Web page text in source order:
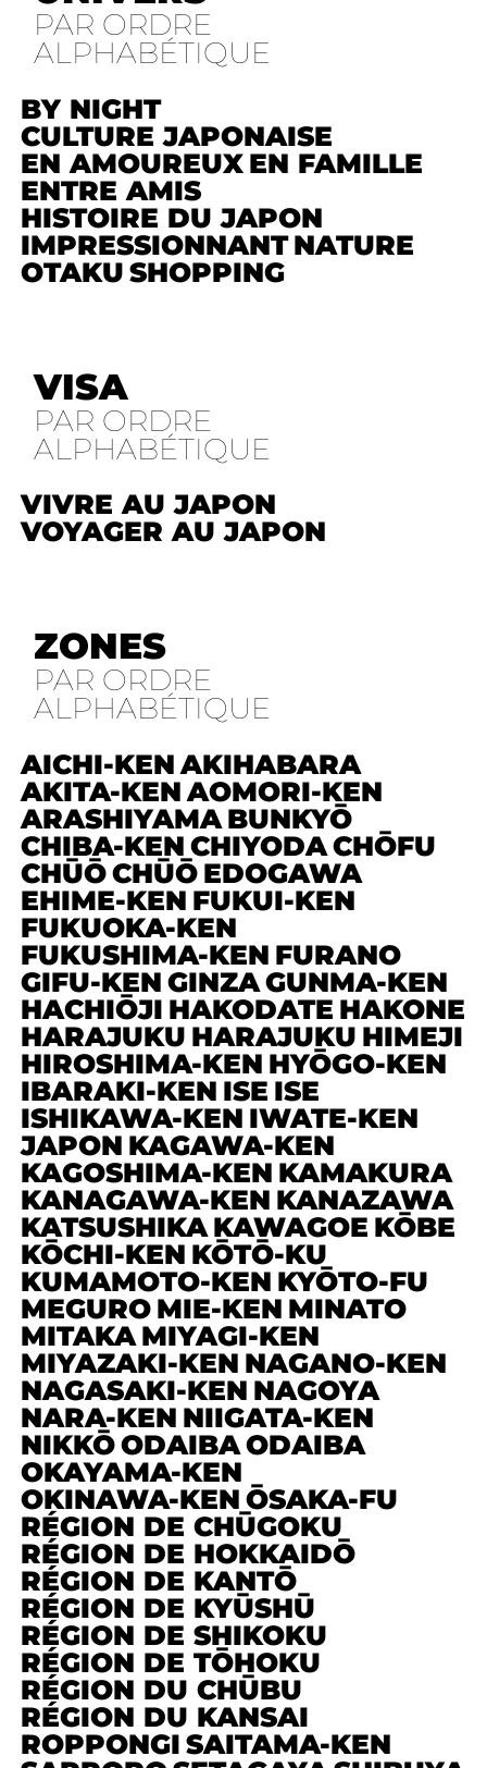
PAR ORDRE
ALPHABÉTIQUE
BY NIGHT
CULTURE JAPONAISE
EN AMOUREUX EN FAMILLE
ENTRE AMIS
HISTOIRE DU JAPON
IMPRESSIONNANT NATURE
OTAKU SHOPPING
VISA
PAR ORDRE
ALPHABÉTIQUE
VIVRE AU JAPON
VOYAGER AU JAPON
ZONES
PAR ORDRE
ALPHABÉTIQUE
AICHI-KEN AKIHABARA
AKITA-KEN AOMORI-KEN
ARASHIYAMA BUNKYŌ
CHIBA-KEN CHIYODACHŌFU
CHŪŌCHŪŌ EDOGAWA
EHIME-KEN FUKUI-KEN
FUKUOKA-KEN
FUKUSHIMA-KEN FURANO
GIFU-KEN GINZAGUNMA-KEN
HACHIŌJI HAKODATE HAKONE
HARAJUKU HARAJUKU HIMEJI
HIROSHIMA-KEN HYŌGO-KEN
IBARAKI-KEN ISE ISE
ISHIKAWA-KEN IWATE-KEN
JAPON KAGAWA-KEN
KAGOSHIMA-KEN KAMAKURA
KANAGAWA-KEN KANAZAWA
KATSUSHIKA KAWAGOE KŌBE
KŌCHI-KEN KŌTŌ-KU
KUMAMOTO-KEN KYŌTO-FU
MEGURO MIE-KEN MINATO
MITAKA MIYAGI-KEN
MIYAZAKI-KEN NAGANO-KEN
NAGASAKI-KEN NAGOYA
NARA-KEN NIIGATA-KEN
NIKKŌODAIBAODAIBA
OKAYAMA-KEN
OKINAWA-KEN ŌSAKA-FU
RÉGION DE CHŪGOKU
RÉGION DE HOKKAIDŌ
RÉGION DE KANTŌ
RÉGION DE KYŪSHŪ
RÉGION DE SHIKOKU
RÉGION DE TŌHOKU
RÉGION DU CHŪBU
RÉGION DU KANSAI
ROPPONGI SAITAMA-KEN